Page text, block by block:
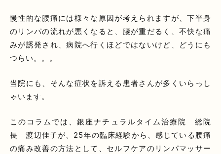
慢性的な腰痛には様々な原因が考えられますが、下半身
のリンパの流れが悪くなると、腰が重だるく、不快な痛
みが誘発され、病院へ行くほどではないけど、どうにも
つらい。。。
当院にも、そんな症状を訴える患者さんが多くいらっし
ゃいます。
このコラムでは、銀座ナチュラルタイム治療院 総院
長 渡辺佳子が、25年の臨床経験から、感じている腰痛
の痛み改善の方法として、セルフケアのリンパマッサー